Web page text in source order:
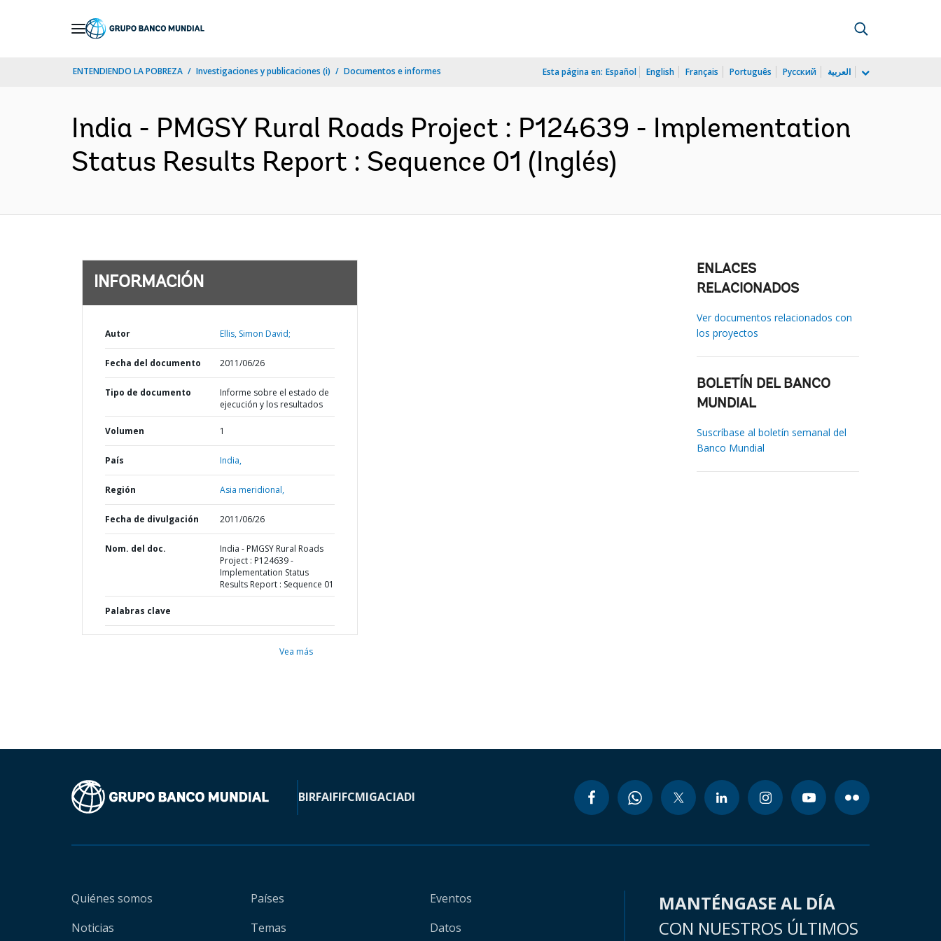
ENTENDIENDO LA POBREZA Investigaciones y publicaciones (i) Documentos e informes Esta página en: Español English Français Português Русский العربية
India - PMGSY Rural Roads Project : P124639 - Implementation
Status Results Report : Sequence 01 (Inglés)
INFORMACIÓN
Autor Ellis, Simon David;
Fecha del documento 2011/06/26
Tipo de documento
Informe sobre el estado de
ejecución y los resultados
Volumen 1
País India,
Región Asia meridional,
Fecha de divulgación 2011/06/26
Nom. del doc.
India - PMGSY Rural Roads
Project : P124639 -
Implementation Status
Results Report : Sequence 01
Palabras clave
Vea más
ENLACES
RELACIONADOS
Ver documentos relacionados con
los proyectos
BOLETÍN DEL BANCO
MUNDIAL
Suscríbase al boletín semanal del
Banco Mundial
BIRFAIFIFCMIGACIADI
Quiénes somos
Noticias
Países
Temas
Eventos
Datos
MANTÉNGASE AL DÍA
CON NUESTROS ÚLTIMOS